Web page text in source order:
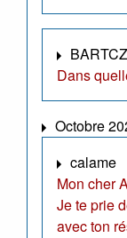
Dans
Octobre
calame
Mon cher
Je te prie
avec ton